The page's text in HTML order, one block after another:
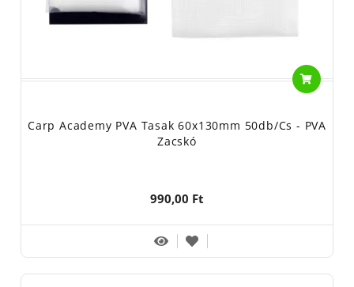
Carp Academy PVA Tasak 60x130mm 50db/cs - PVA
Zacskó
990,00 Ft